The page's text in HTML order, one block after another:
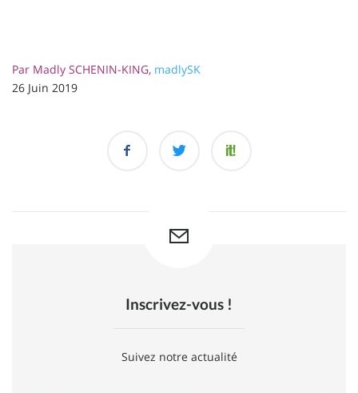
Par Madly SCHENIN-KING, madlySK
26 Juin 2019
Inscrivez-vous !
Suivez notre actualité